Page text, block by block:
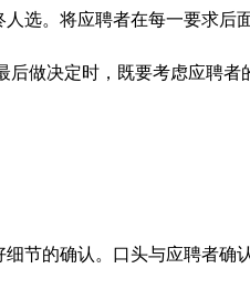
选。将应聘者在每一要求
做决定时，既要考虑应聘
节的确认。口头与应聘者